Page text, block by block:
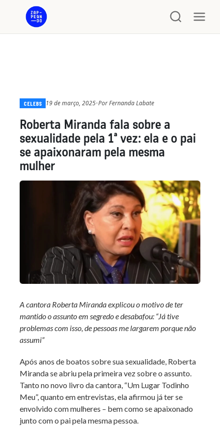
CELEBS 19 de março, 2025•PorFernanda Labate
Roberta Miranda fala sobre a
sexualidade pela 1ª vez: ela e o pai
se apaixonaram pela mesma
mulher
A cantora Roberta Miranda explicou o motivo de ter
mantido o assunto em segredo e desabafou: “Já tive
problemas com isso, de pessoas me largarem porque não
assumi”
Após anos de boatos sobre sua sexualidade, Roberta
Miranda se abriu pela primeira vez sobre o assunto.
Tanto no novo livro da cantora, “Um Lugar Todinho
Meu”, quanto em entrevistas, ela afirmou já ter se
envolvido com mulheres – bem como se apaixonado
junto com o pai pela mesma pessoa.